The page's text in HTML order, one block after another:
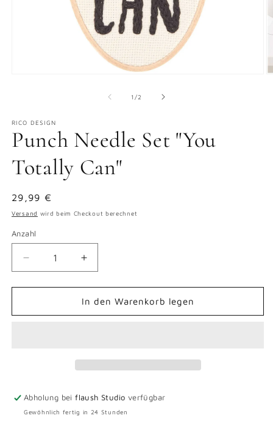
1 /von
2
RICO DESIGN
Punch Needle Set "You
Totally Can"
Normaler
Preis
29,99 €
Versand wird beim Checkout berechnet
Anzahl
Verringere
die
Menge
Punch
Erhöhe
die
Menge
für
Punch
In den Warenkorb legen
Abholung beiflaush Studio verfügbar
Gewöhnlich fertig in 24 Stunden